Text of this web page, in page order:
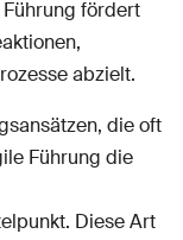
fördert
abzielt.
die oft
Führung die
Diese Art